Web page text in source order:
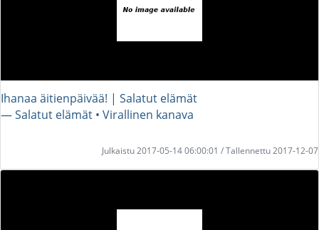
Ihanaa äitienpäivää! | Salatut elämät
― Salatut elämät • Virallinen kanava
Julkaistu 2017-05-14 06:00:01 / Tallennettu 2017-12-07